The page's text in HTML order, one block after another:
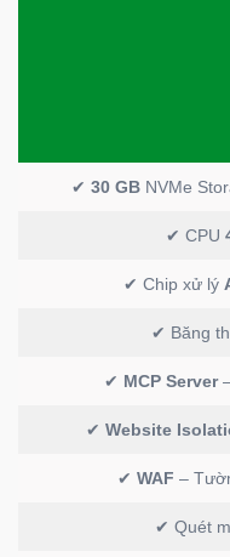
✔ 30 GB NVMe
✔ CPU
✔ Chip xử lý
✔ Băng
✔ MCP Server–
✔ Website
✔ WAF –
✔ Quét